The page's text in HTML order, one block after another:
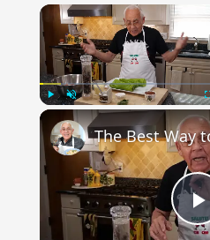
Unmute